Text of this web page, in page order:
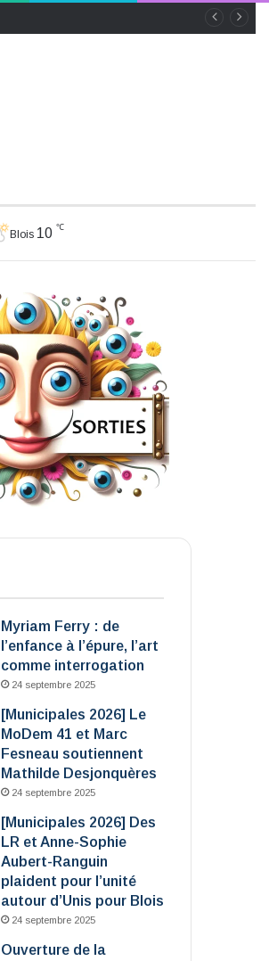
Blois 10 ℃
Myriam Ferry : de
l’enfance à l’épure, l’art
comme interrogation
24 septembre 2025
[Municipales 2026] Le
MoDem 41 et Marc
Fesneau soutiennent
Mathilde Desjonquères
24 septembre 2025
[Municipales 2026] Des
LR et Anne-Sophie
Aubert-Ranguin
plaident pour l’unité
autour d’Unis pour Blois
24 septembre 2025
Ouverture de la